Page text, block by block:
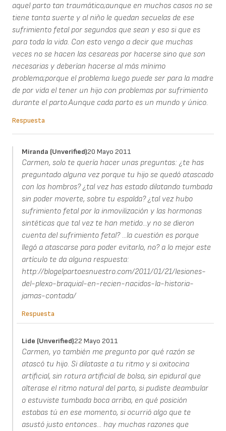
aquel parto tan traumático;aunque en muchos casos no se
tiene tanta suerte y al niño le quedan secuelas de ese
sufrimiento fetal por segundos que sean y eso si que es
para toda la vida. Con esto vengo a decir que muchas
veces no se hacen las cesareas por hacerse sino que son
necesarias y deberían hacerse al más mínimo
problema;porque el problema luego puede ser para la madre
de por vida el tener un hijo con problemas por sufrimiento
durante el parto.Aunque cada parto es un mundo y único.
Respuesta
Miranda (unverified)20 Mayo 2011
Carmen, solo te quería hacer unas preguntas: ¿te has
preguntado alguna vez porque tu hijo se quedó atascado
con los hombros? ¿tal vez has estado dilatando tumbada
sin poder moverte, sobre tu espalda? ¿tal vez hubo
sufrimiento fetal por la inmovilización y las hormonas
sintéticas que tal vez te han metido...y no se dieron
cuenta del sufrimiento fetal? ...la cuestión es porque
llegó a atascarse para poder evitarlo, no? a lo mejor este
artículo te da alguna respuesta:
http://blogelpartoesnuestro.com/2011/01/21/lesiones-
del-plexo-braquial-en-recien-nacidos-la-historia-
jamas-contada/
Respuesta
Lide (unverified)22 Mayo 2011
Carmen, yo también me pregunto por qué razón se
atascó tu hijo. Si dilataste a tu ritmo y si oxitocina
artificial, sin rotura artificial de bolsa, sin epidural que
alterase el ritmo natural del parto, si pudiste deambular
o estuviste tumbada boca arriba, en qué posición
estabas tú en ese momento, si ocurrió algo que te
asustó justo entonces... hay muchas razones que